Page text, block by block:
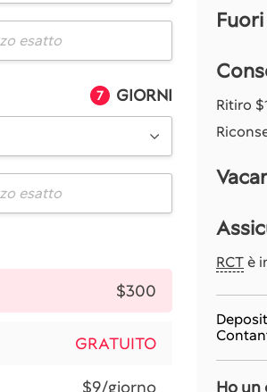
7 GIORNI
$300
GRATUITO
$9/giorno
Ritiro
RCTè
Ho un